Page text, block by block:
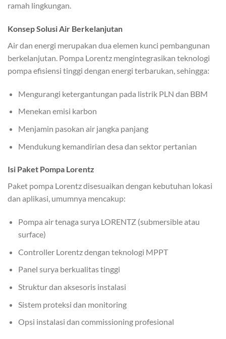
ramah lingkungan.
Konsep Solusi Air Berkelanjutan
Air dan energi merupakan dua elemen kunci pembangunan
berkelanjutan. Pompa Lorentz mengintegrasikan teknologi
pompa efisiensi tinggi dengan energi terbarukan, sehingga:
Mengurangi ketergantungan pada listrik PLN dan BBM
Menekan emisi karbon
Menjamin pasokan air jangka panjang
Mendukung kemandirian desa dan sektor pertanian
Isi Paket Pompa Lorentz
Paket pompa Lorentz disesuaikan dengan kebutuhan lokasi
dan aplikasi, umumnya mencakup:
Pompa air tenaga surya LORENTZ (submersible atau
surface)
Controller Lorentz dengan teknologi MPPT
Panel surya berkualitas tinggi
Struktur dan aksesoris instalasi
Sistem proteksi dan monitoring
Opsi instalasi dan commissioning profesional